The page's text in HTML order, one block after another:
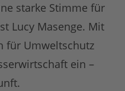
starke Stimme für
Lucy Masenge. Mit
für Umweltschutz
ein –